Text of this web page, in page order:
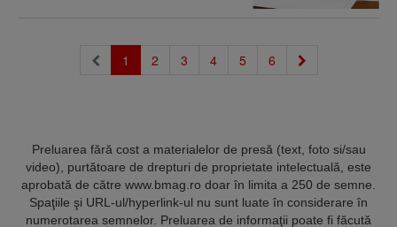
1 (current)
2 3 4 5 6
Preluarea fără cost a materialelor de presă (text, foto si/sau
video), purtătoare de drepturi de proprietate intelectuală, este
aprobată de către www.bmag.ro doar în limita a 250 de semne.
Spaţiile şi URL-ul/hyperlink-ul nu sunt luate în considerare în
numerotarea semnelor. Preluarea de informaţii poate fi făcută